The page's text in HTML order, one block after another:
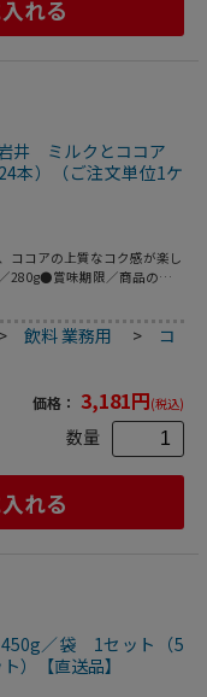
れる
井 ミルクとココア
）（ご注文単位1ケ
ココアの上質なコク感が楽し
280g●賞味期限／商品の発
日以上の商品をお届けしま
よび仕様が変更になる場合が
ットです。
飲料 業務用 > コ
価格： 3,181円(税込)
数量
れる
／袋 1セット（5
）【直送品】